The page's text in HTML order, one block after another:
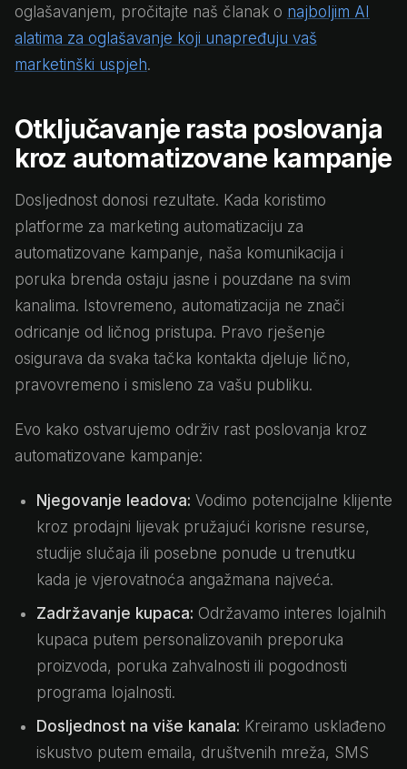
oglašavanjem, pročitajte naš članak o najboljim AI
alatima za oglašavanje koji unapređuju vaš
marketinški uspjeh.
Otključavanje rasta poslovanja
kroz automatizovane kampanje
Dosljednost donosi rezultate. Kada koristimo
platforme za marketing automatizaciju za
automatizovane kampanje, naša komunikacija i
poruka brenda ostaju jasne i pouzdane na svim
kanalima. Istovremeno, automatizacija ne znači
odricanje od ličnog pristupa. Pravo rješenje
osigurava da svaka tačka kontakta djeluje lično,
pravovremeno i smisleno za vašu publiku.
Evo kako ostvarujemo održiv rast poslovanja kroz
automatizovane kampanje:
Njegovanje leadova: Vodimo potencijalne klijente
kroz prodajni lijevak pružajući korisne resurse,
studije slučaja ili posebne ponude u trenutku
kada je vjerovatnoća angažmana najveća.
Zadržavanje kupaca: Održavamo interes lojalnih
kupaca putem personalizovanih preporuka
proizvoda, poruka zahvalnosti ili pogodnosti
programa lojalnosti.
Dosljednost na više kanala: Kreiramo usklađeno
iskustvo putem emaila, društvenih mreža, SMS